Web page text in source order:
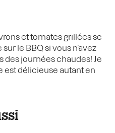
et tomates grillées se
le BBQ si vous n’avez
des journées chaudes! Je
est délicieuse autant en